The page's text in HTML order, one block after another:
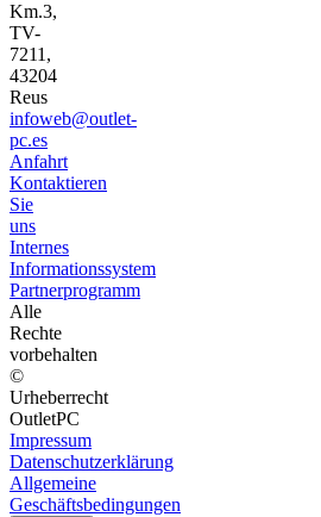
Km.3,
TV-
7211,
43204
Reus
infoweb@outlet-
pc.es
Anfahrt
Kontaktieren
Sie
uns
Internes
Informationssystem
Partnerprogramm
Alle
Rechte
vorbehalten
©
Urheberrecht
OutletPC
Impressum
Datenschutzerklärung
Allgemeine
Geschäftsbedingungen